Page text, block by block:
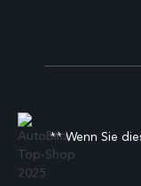
** Wenn Sie